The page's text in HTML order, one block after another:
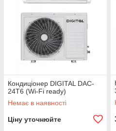
Кондиціонер DIGITAL DAC-
24T6 (Wi-Fi ready)
Немає в наявності
Ціну уточнюйте